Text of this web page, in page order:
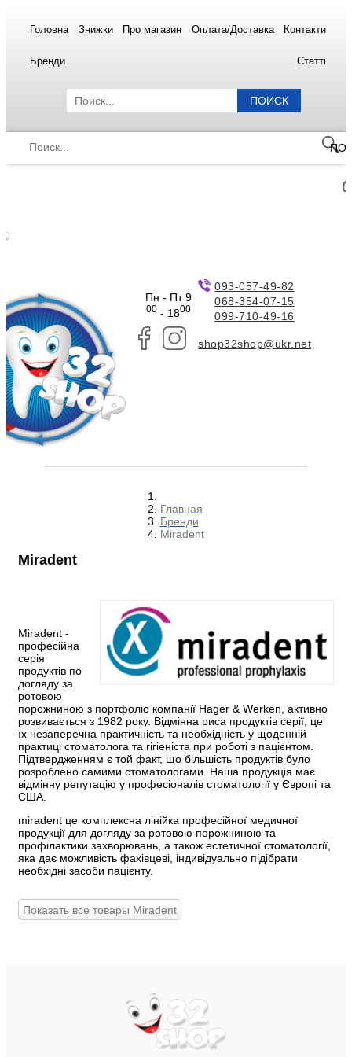
Головна Знижки Про магазин Оплата/Доставка Контакти
Бренди Статті
ПОИСК
Пн - Пт 9
00- 1800
093-057-49-82
068-354-07-15
099-710-49-16
shop32shop@ukr.net
Главная
Бренди
Miradent
Miradent
Miradent -
професійна
серія
продуктів по
догляду за
ротовою
порожниною з портфоліо компанії Hager & Werken, активно
розвивається з 1982 року. Відмінна риса продуктів серії, це
їх незаперечна практичність та необхідність у щоденній
практиці стоматолога та гігіеніста при роботі з пацієнтом.
Підтвердженням є той факт, що більшість продуктів було
розроблено самими стоматологами. Наша продукція має
відмінну репутацію у професіоналів стоматології у Європі та
США.
miradent це комплексна лінійка професійної медичної
продукції для догляду за ротовою порожниною та
профілактики захворювань, а також естетичної стоматології,
яка дає можливість фахівцеві, індивідуально підібрати
необхідні засоби пацієнту.
Показать все товары Miradent